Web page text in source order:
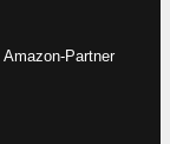
Partner